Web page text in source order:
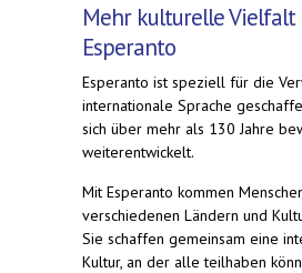
Mehr kulturelle
Esperanto
Esperanto ist speziell für die
internationale Sprache
sich über mehr als 130 Jahre
weiterentwickelt.
Mit Esperanto kommen
verschiedenen Ländern und
Sie schaffen gemeinsam eine
Kultur, an der alle teilhaben